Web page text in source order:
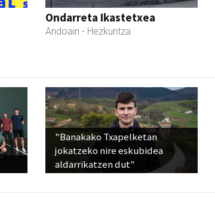
Ondarreta Ikastetxea
Andoain - Hezkuntza
"Banakako Txapelketan
jokatzeko nire eskubidea
aldarrikatzen dut"